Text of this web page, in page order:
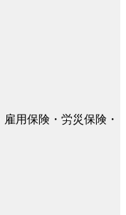
用保険・労災保険・